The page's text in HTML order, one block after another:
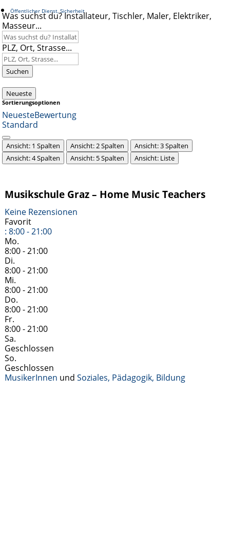
Öffentlicher Dienst, Sicherheit
Was suchst du? Installateur, Tischler, Maler, Elektriker,
Masseur...
PLZ, Ort, Strasse...
Suchen
Neueste
Sortierungsoptionen
NeuesteBewertung
Standard
Ansicht: 1 Spalten Ansicht: 2 Spalten
Ansicht: 3 Spalten
Ansicht: 4 Spalten
Ansicht: 5 Spalten Ansicht: Liste
Musikschule Graz – Home Music Teachers
Keine Rezensionen
Favorit
:8:00 - 21:00
Mo.
8:00 - 21:00
Di.
8:00 - 21:00
Mi.
8:00 - 21:00
Do.
8:00 - 21:00
Fr.
8:00 - 21:00
Sa.
Geschlossen
So.
Geschlossen
MusikerInnen undSoziales, Pädagogik, Bildung